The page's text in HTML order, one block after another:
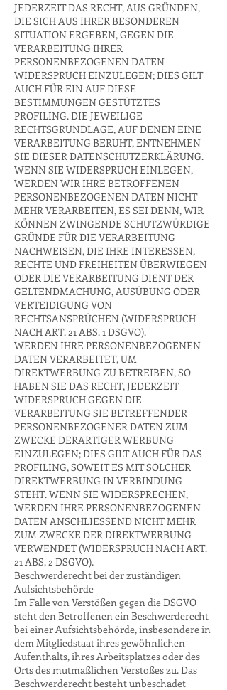
JEDERZEIT DAS RECHT, AUS GRÜNDEN,
DIE SICH AUS IHRER BESONDEREN
SITUATION ERGEBEN, GEGEN DIE
VERARBEITUNG IHRER
PERSONENBEZOGENEN DATEN
WIDERSPRUCH EINZULEGEN; DIES GILT
AUCH FÜR EIN AUF DIESE
BESTIMMUNGEN GESTÜTZTES
PROFILING. DIE JEWEILIGE
RECHTSGRUNDLAGE, AUF DENEN EINE
VERARBEITUNG BERUHT, ENTNEHMEN
SIE DIESER DATENSCHUTZERKLÄRUNG.
WENN SIE WIDERSPRUCH EINLEGEN,
WERDEN WIR IHRE BETROFFENEN
PERSONENBEZOGENEN DATEN NICHT
MEHR VERARBEITEN, ES SEI DENN, WIR
KÖNNEN ZWINGENDE SCHUTZWÜRDIGE
GRÜNDE FÜR DIE VERARBEITUNG
NACHWEISEN, DIE IHRE INTERESSEN,
RECHTE UND FREIHEITEN ÜBERWIEGEN
ODER DIE VERARBEITUNG DIENT DER
GELTENDMACHUNG, AUSÜBUNG ODER
VERTEIDIGUNG VON
RECHTSANSPRÜCHEN (WIDERSPRUCH
NACH ART. 21 ABS. 1 DSGVO).
WERDEN IHRE PERSONENBEZOGENEN
DATEN VERARBEITET, UM
DIREKTWERBUNG ZU BETREIBEN, SO
HABEN SIE DAS RECHT, JEDERZEIT
WIDERSPRUCH GEGEN DIE
VERARBEITUNG SIE BETREFFENDER
PERSONENBEZOGENER DATEN ZUM
ZWECKE DERARTIGER WERBUNG
EINZULEGEN; DIES GILT AUCH FÜR DAS
PROFILING, SOWEIT ES MIT SOLCHER
DIREKTWERBUNG IN VERBINDUNG
STEHT. WENN SIE WIDERSPRECHEN,
WERDEN IHRE PERSONENBEZOGENEN
DATEN ANSCHLIESSEND NICHT MEHR
ZUM ZWECKE DER DIREKTWERBUNG
VERWENDET (WIDERSPRUCH NACH ART.
21 ABS. 2 DSGVO).
Beschwerderecht bei der zuständigen
Aufsichtsbehörde
Im Falle von Verstößen gegen die DSGVO
steht den Betroffenen ein Beschwerderecht
bei einer Aufsichtsbehörde, insbesondere in
dem Mitgliedstaat ihres gewöhnlichen
Aufenthalts, ihres Arbeitsplatzes oder des
Orts des mutmaßlichen Verstoßes zu. Das
Beschwerderecht besteht unbeschadet